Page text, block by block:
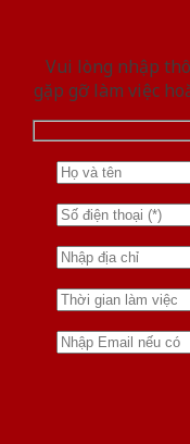
Vui lòng nhập
gặp gỡ làm việc